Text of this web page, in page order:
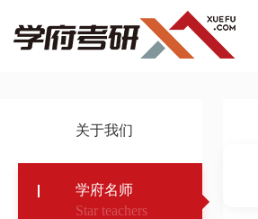
关于我们
学府名师
Star teachers